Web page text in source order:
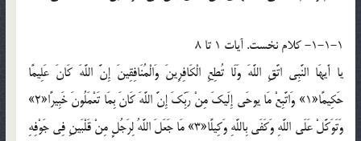
1-1-1- کلام نخست. آيات 1 تا 8
يا أَيهَا النَّبِي اتَّقِ اللَّهَ وَلَا تُطِعِ الْكَافِرِينَ وَالْمُنَافِقِينَ إِنَّ اللَّهَ كَانَ عَلِيمًا
حَكِيمًا«1» وَاتَّبِعْ مَا يوحَى إِلَيكَ مِنْ رَبِّكَ إِنَّ اللَّهَ كَانَ بِمَا تَعْمَلُونَ خَبِيرًا«2»
وَتَوَكَّلْ عَلَى اللَّهِ وَكَفَى بِاللَّهِ وَكِيلًا«3» مَا جَعَلَ اللَّهُ لِرَجُلٍ مِنْ قَلْبَينِ فِي جَوْفِهِ